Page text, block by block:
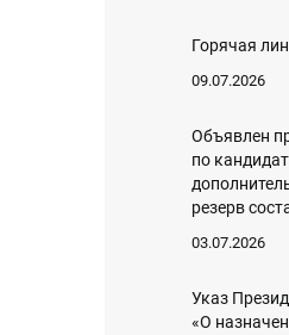
Горячая
09.07.2026
Объявлен
по
резерв
03.07.2026
Указ
«О